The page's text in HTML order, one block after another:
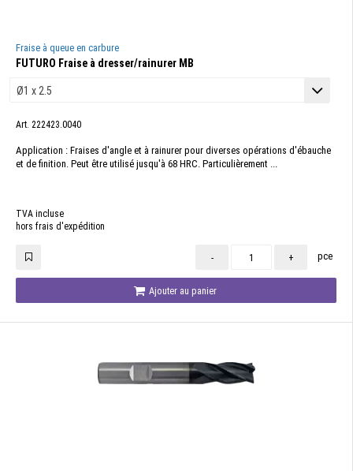
Fraise à queue en carbure
FUTURO Fraise à dresser/rainurer MB
Art. 222423.0040
Application : Fraises d'angle et à rainurer pour diverses opérations d'ébauche
et de finition. Peut être utilisé jusqu'à 68 HRC. Particulièrement ...
TVA incluse
hors frais d'expédition
- + pce
Ajouter au panier